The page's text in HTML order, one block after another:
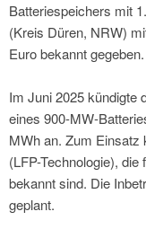
Batteriespeichers mit
(Kreis Düren, NRW)
Euro bekannt gegeben.
Im Juni 2025 kündigte
eines 900-MW-
MWh an. Zum Einsatz
(LFP-Technologie),
bekannt sind. Die
geplant.